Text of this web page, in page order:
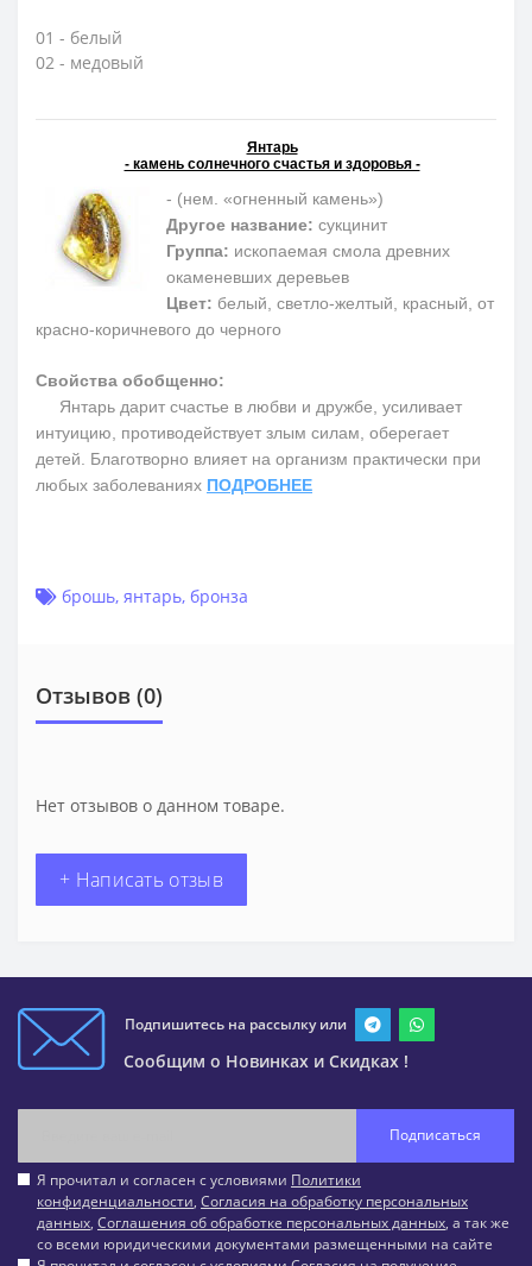
01 - белый
02 - медовый
Янтарь
- камень солнечного счастья и здоровья -
- (нем. «огненный камень»)
Другое название: сукцинит
Группа: ископаемая смола древних
окаменевших деревьев
Цвет: белый, светло-желтый, красный, от
красно-коричневого до черного
Свойства обобщенно:
Янтарь дарит счастье в любви и дружбе, усиливает
интуицию, противодействует злым силам, оберегает
детей. Благотворно влияет на организм практически при
любых заболеваниях ПОДРОБНЕЕ
брошь, янтарь, бронза
Отзывов (0)
Нет отзывов о данном товаре.
+ Написать отзыв
Подпишитесь на рассылку или
Сообщим о Новинках и Скидках !
Подписаться
Я прочитал и согласен с условиями Политики
конфиденциальности, Согласия на обработку персональных
данных, Соглашения об обработке персональных данных, а так же
со всеми юридическими документами размещенными на сайте